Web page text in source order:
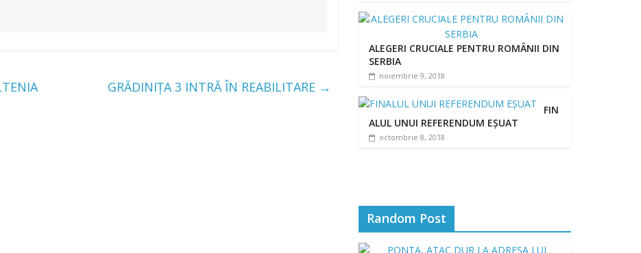
GRĂDINIȚA 3 INTRĂ ÎN REABILITARE →
ALEGERI CRUCIALE PENTRU ROMÂNII DIN
SERBIA
noiembrie 9, 2018
FIN
ALUL UNUI REFERENDUM EȘUAT
octombrie 8, 2018
Random Post